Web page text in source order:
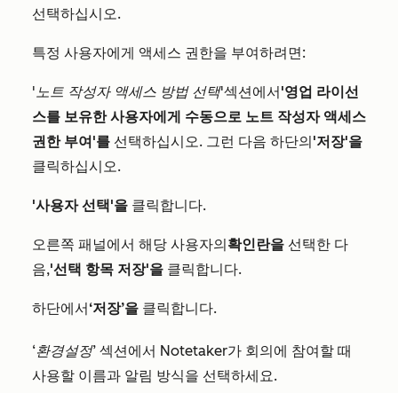
선택하십시오.
특정 사용자에게 액세스 권한을 부여하려면:
'노트 작성자 액세스 방법 선택'섹션에서'영업 라이선
스를 보유한 사용자에게 수동으로 노트 작성자 액세스
권한 부여'를 선택하십시오. 그런 다음 하단의'저장'을
클릭하십시오.
'사용자 선택'을 클릭합니다.
오른쪽 패널에서 해당 사용자의확인란을 선택한 다
음,'선택 항목 저장'을 클릭합니다.
하단에서‘저장’을 클릭합니다.
‘환경설정’ 섹션에서 Notetaker가 회의에 참여할 때
사용할 이름과 알림 방식을 선택하세요.